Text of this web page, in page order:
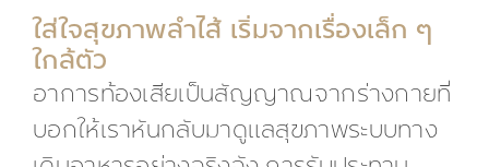
ใส่ใจสุขภาพลำไส้ เริ่มจากเรื่องเล็ก ๆ
ใกล้ตัว
อาการท้องเสียเป็นสัญญาณจากร่างกายที่
บอกให้เราหันกลับมาดูแลสุขภาพระบบทาง